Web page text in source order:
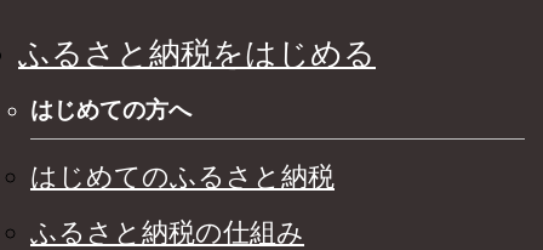
ふるさと納税をはじめる
はじめての方へ
はじめてのふるさと納税
ふるさと納税の仕組み